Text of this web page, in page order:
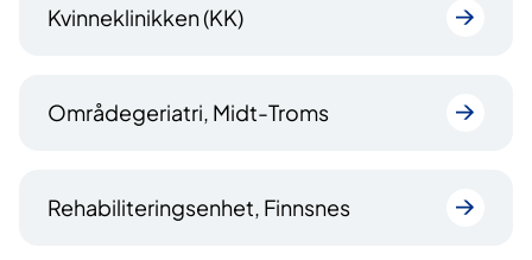
Kvinneklinikken (KK)
Områdegeriatri, Midt-Troms
Rehabiliteringsenhet, Finnsnes